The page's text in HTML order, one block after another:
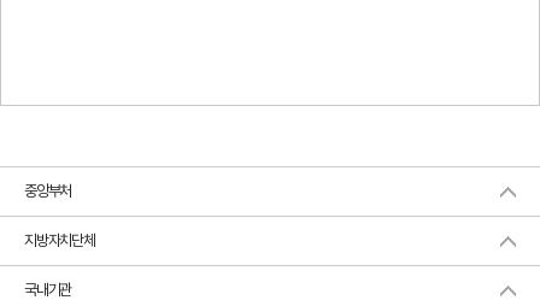
중앙부처
지방자치단체
국내기관